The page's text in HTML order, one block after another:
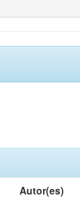
Autor(es)